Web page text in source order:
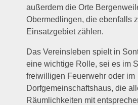
außerdem die Orte
Obermedlingen, die ebenfalls
Einsatzgebiet zählen.
Das Vereinsleben spielt in
eine wichtige Rolle, sei es im
freiwilligen Feuerwehr oder im
Dorfgemeinschaftshaus, die
Räumlichkeiten mit